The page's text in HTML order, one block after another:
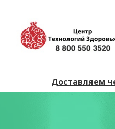
Доставляем